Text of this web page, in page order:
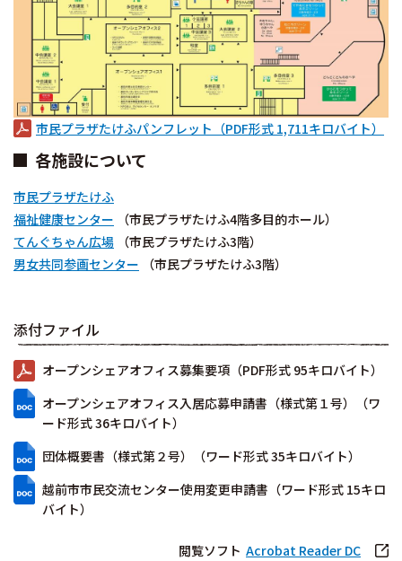
市民プラザたけふパンフレット（PDF形式 1,711キロバイト）
各施設について
市民プラザたけふ
福祉健康センター （市民プラザたけふ4階多目的ホール）
てんぐちゃん広場 （市民プラザたけふ3階）
男女共同参画センター （市民プラザたけふ3階）
添付ファイル
オープンシェアオフィス募集要項（PDF形式 95キロバイト）
オープンシェアオフィス入居応募申請書（様式第１号）（ワ
ード形式 36キロバイト）
団体概要書（様式第２号）（ワード形式 35キロバイト）
越前市市民交流センター使用変更申請書（ワード形式 15キロ
バイト）
閲覧ソフト Acrobat Reader DC